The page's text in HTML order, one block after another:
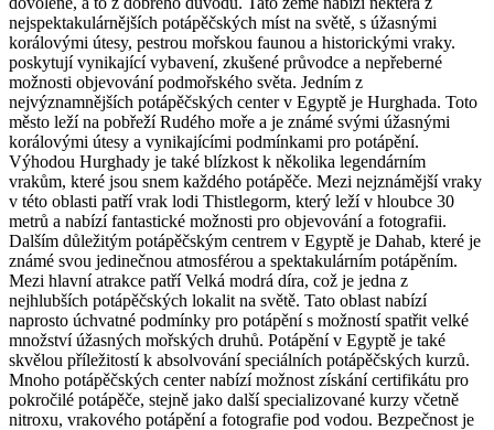
nejspektakulárnějších potápěčských míst na světě, s úžasnými
korálovými útesy, pestrou mořskou faunou a historickými vraky.
poskytují vynikající vybavení, zkušené průvodce a nepřeberné
možnosti objevování podmořského světa. Jedním z
nejvýznamnějších potápěčských center v Egyptě je Hurghada. Toto
město leží na pobřeží Rudého moře a je známé svými úžasnými
korálovými útesy a vynikajícími podmínkami pro potápění.
Výhodou Hurghady je také blízkost k několika legendárním
vrakům, které jsou snem každého potápěče. Mezi nejznámější vraky
v této oblasti patří vrak lodi Thistlegorm, který leží v hloubce 30
metrů a nabízí fantastické možnosti pro objevování a fotografii.
Dalším důležitým potápěčským centrem v Egyptě je Dahab, které je
známé svou jedinečnou atmosférou a spektakulárním potápěním.
Mezi hlavní atrakce patří Velká modrá díra, což je jedna z
nejhlubších potápěčských lokalit na světě. Tato oblast nabízí
naprosto úchvatné podmínky pro potápění s možností spatřit velké
množství úžasných mořských druhů. Potápění v Egyptě je také
skvělou příležitostí k absolvování speciálních potápěčských kurzů.
Mnoho potápěčských center nabízí možnost získání certifikátu pro
pokročilé potápěče, stejně jako další specializované kurzy včetně
nitroxu, vrakového potápění a fotografie pod vodou. Bezpečnost je